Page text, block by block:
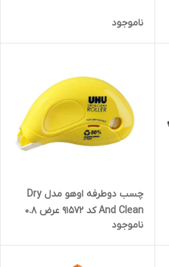
ناموجود
چسب دوطرفه اوهو مدل Dry
And Clean کد 91572 عرض 0.8
سانتی متر
ناموجود